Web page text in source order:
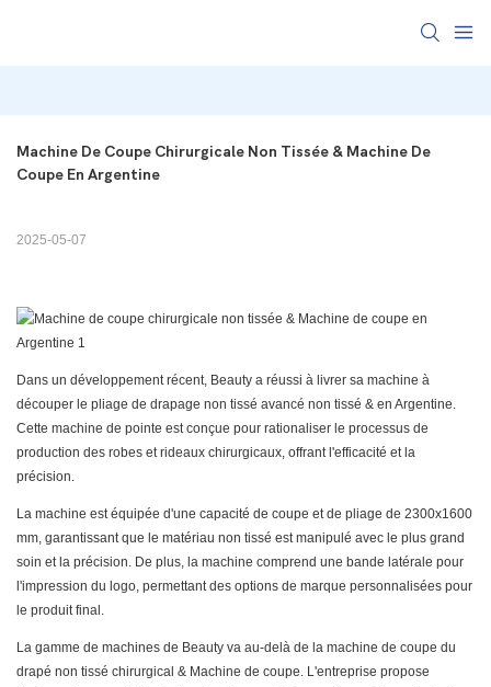
Machine De Coupe Chirurgicale Non Tissée & Machine De
Coupe En Argentine
2025-05-07
Dans un développement récent, Beauty a réussi à livrer sa machine à
découper le pliage de drapage non tissé avancé non tissé & en Argentine.
Cette machine de pointe est conçue pour rationaliser le processus de
production des robes et rideaux chirurgicaux, offrant l'efficacité et la
précision.
La machine est équipée d'une capacité de coupe et de pliage de 2300x1600
mm, garantissant que le matériau non tissé est manipulé avec le plus grand
soin et la précision. De plus, la machine comprend une bande latérale pour
l'impression du logo, permettant des options de marque personnalisées pour
le produit final.
La gamme de machines de Beauty va au-delà de la machine de coupe du
drapé non tissé chirurgical & Machine de coupe. L'entreprise propose